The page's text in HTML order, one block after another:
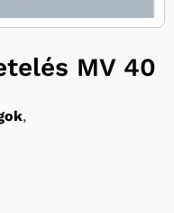
MV 40
,